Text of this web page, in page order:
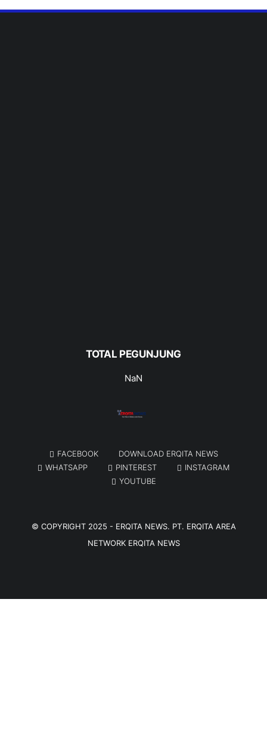
TOTAL PEGUNJUNG
NaN
FACEBOOK
DOWNLOAD ERQITA NEWS
WHATSAPP
PINTEREST
INSTAGRAM
YOUTUBE
© COPYRIGHT 2025 - ERQITA NEWS. PT. ERQITA AREA
NETWORK ERQITA NEWS